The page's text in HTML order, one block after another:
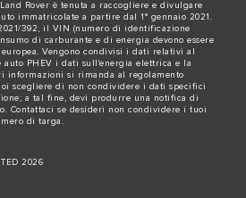
Rover è tenuta a raccogliere e divulgare
immatricolate a partire dal 1° gennaio 2021.
392, il VIN (numero di identificazione
di carburante e di energia devono essere
Vengono condivisi i dati relativi al
auto PHEV i dati sull'energia elettrica e la
informazioni si rimanda al regolamento
scegliere di non condividere i dati specifici
a tal fine, devi produrre una notifica di
Contattaci se desideri non condividere i tuoi
di targa.
2026